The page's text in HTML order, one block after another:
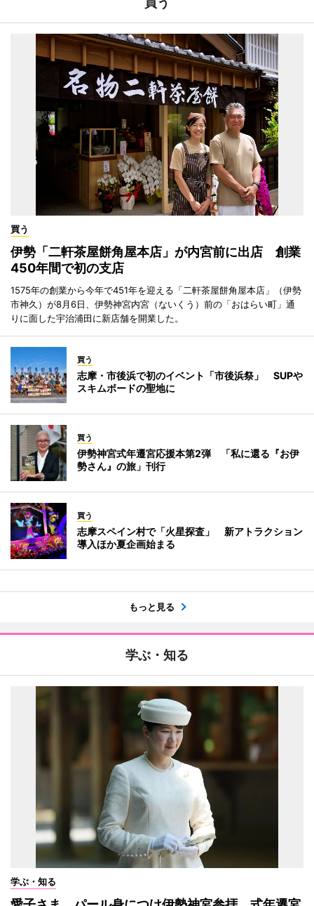
買う
伊勢「二軒茶屋餅角屋本店」が内宮前に出店 創業
450年間で初の支店
1575年の創業から今年で451年を迎える「二軒茶屋餅角屋本店」（伊勢
市神久）が8月6日、伊勢神宮内宮（ないくう）前の「おはらい町」通
りに面した宇治浦田に新店舗を開業した。
買う
志摩・市後浜で初のイベント「市後浜祭」 SUPや
スキムボードの聖地に
買う
伊勢神宮式年遷宮応援本第2弾 「私に還る『お伊
勢さん』の旅」刊行
買う
志摩スペイン村で「火星探査」 新アトラクション
導入ほか夏企画始まる
もっと見る
学ぶ・知る
学ぶ・知る